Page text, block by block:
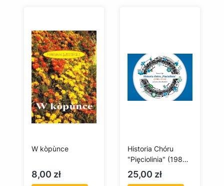
W kòpùnce
Cena
8,00 zł
Historia Chóru
"Pięciolinia" (1986-
2016)
Cena
25,00 zł